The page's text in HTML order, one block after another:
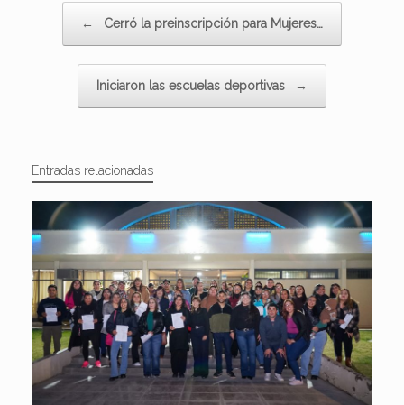
← Cerró la preinscripción para Mujeres…
Iniciaron las escuelas deportivas →
Entradas relacionadas